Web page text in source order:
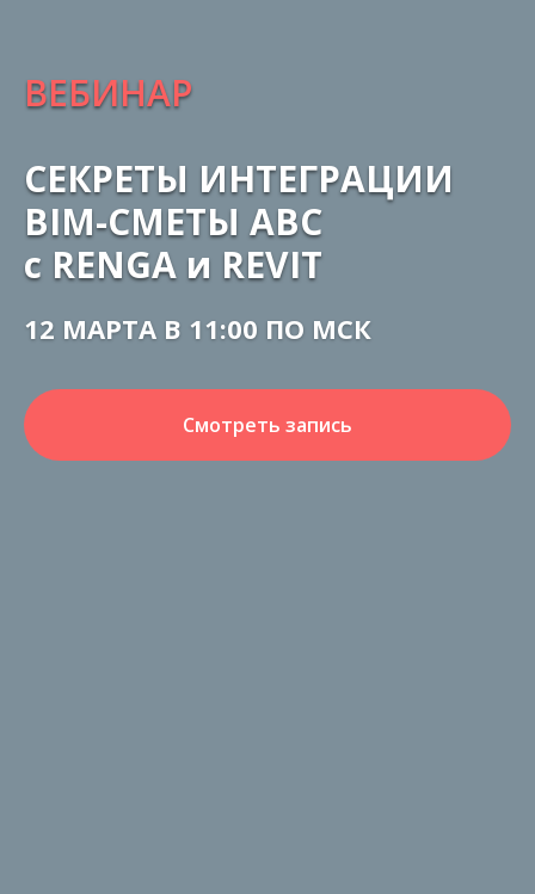
ВЕБИНАР
СЕКРЕТЫ ИНТЕГРАЦИИ
BIM-СМЕТЫ АВС
с RENGA и REVIT
12 МАРТА В 11:00 ПО МСК
Смотреть запись